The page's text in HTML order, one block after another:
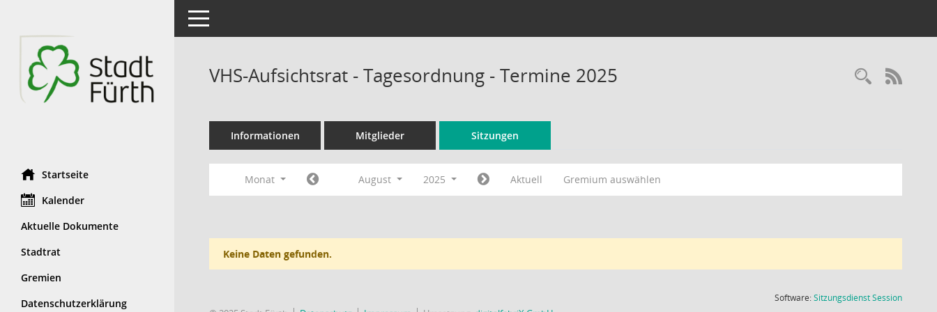
Startseite
Kalender
Aktuelle Dokumente
Stadtrat
Gremien
Datenschutzerklärung
Toggle navigation
VHS-Aufsichtsrat - Tagesordnung - Termine 2025
Informationen Mitglieder Sitzungen
Monat August 2025 Aktuell Gremium auswählen
Keine Daten gefunden.
Software:SitzungsdienstSession(Wird in